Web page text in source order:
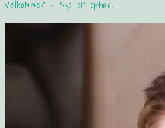
Velkommen – Nyd dit ophold!